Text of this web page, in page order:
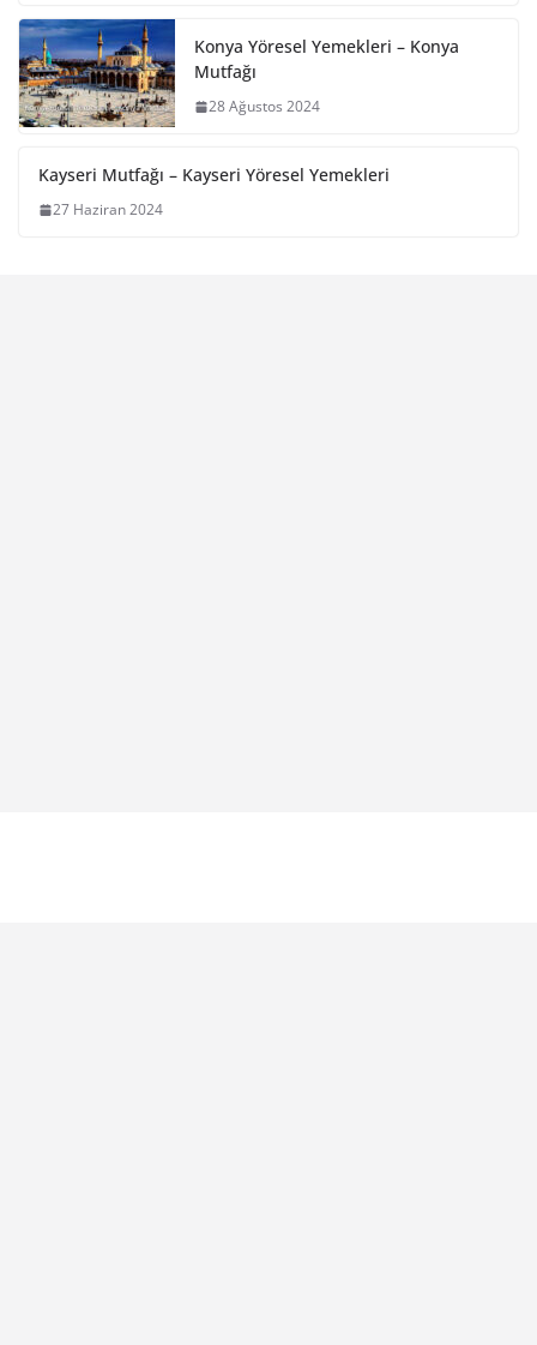
Konya Yöresel Yemekleri – Konya
Mutfağı
28 Ağustos 2024
Kayseri Mutfağı – Kayseri Yöresel Yemekleri
27 Haziran 2024